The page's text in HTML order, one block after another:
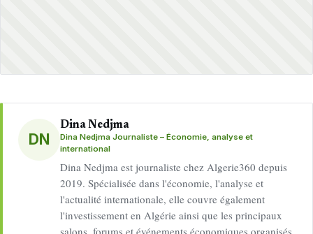
DN
Dina Nedjma
Dina Nedjma Journaliste – Économie, analyse et
international
Dina Nedjma est journaliste chez Algerie360 depuis
2019. Spécialisée dans l'économie, l'analyse et
l'actualité internationale, elle couvre également
l'investissement en Algérie ainsi que les principaux
salons, forums et événements économiques organisés